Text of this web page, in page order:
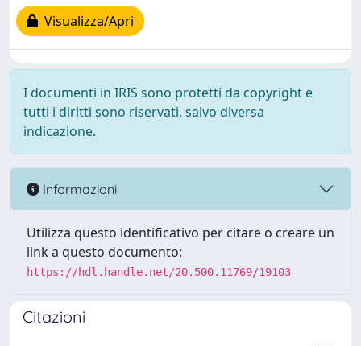
Visualizza/Apri
I documenti in IRIS sono protetti da copyright e
tutti i diritti sono riservati, salvo diversa
indicazione.
Informazioni
Utilizza questo identificativo per citare o creare un
link a questo documento:
https://hdl.handle.net/20.500.11769/19103
Citazioni